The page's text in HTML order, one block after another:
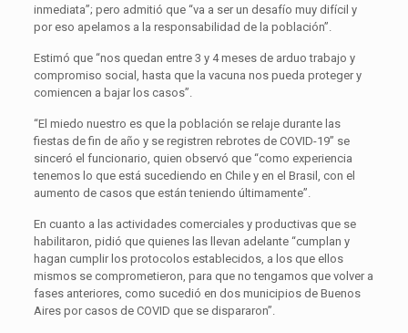
inmediata”; pero admitió que “va a ser un desafío muy difícil y
por eso apelamos a la responsabilidad de la población”.
Estimó que “nos quedan entre 3 y 4 meses de arduo trabajo y
compromiso social, hasta que la vacuna nos pueda proteger y
comiencen a bajar los casos”.
“El miedo nuestro es que la población se relaje durante las
fiestas de fin de año y se registren rebrotes de COVID-19” se
sinceró el funcionario, quien observó que “como experiencia
tenemos lo que está sucediendo en Chile y en el Brasil, con el
aumento de casos que están teniendo últimamente”.
En cuanto a las actividades comerciales y productivas que se
habilitaron, pidió que quienes las llevan adelante “cumplan y
hagan cumplir los protocolos establecidos, a los que ellos
mismos se comprometieron, para que no tengamos que volver a
fases anteriores, como sucedió en dos municipios de Buenos
Aires por casos de COVID que se dispararon”.